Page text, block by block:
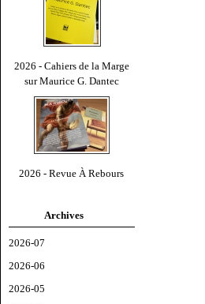
2026 - Cahiers de la Marge
sur Maurice G. Dantec
2026 - Revue À Rebours
Archives
2026-07
2026-06
2026-05